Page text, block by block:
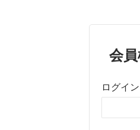
会
ログイ